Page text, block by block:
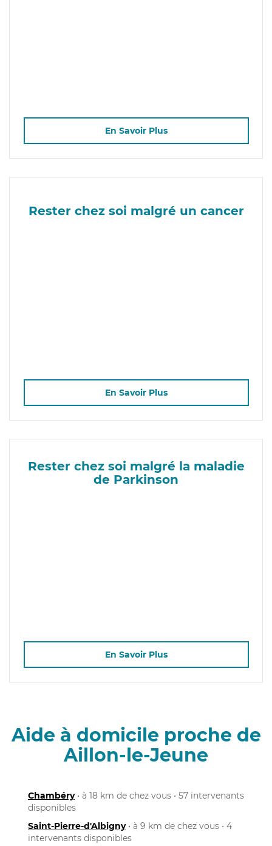
En Savoir Plus
Rester chez soi malgré un cancer
En Savoir Plus
Rester chez soi malgré la maladie
de Parkinson
En Savoir Plus
Aide à domicile proche de
Aillon-le-Jeune
Chambéry• à 18 km de chez vous • 57 intervenants
disponibles
Saint-Pierre-d'Albigny• à 9 km de chez vous • 4
intervenants disponibles